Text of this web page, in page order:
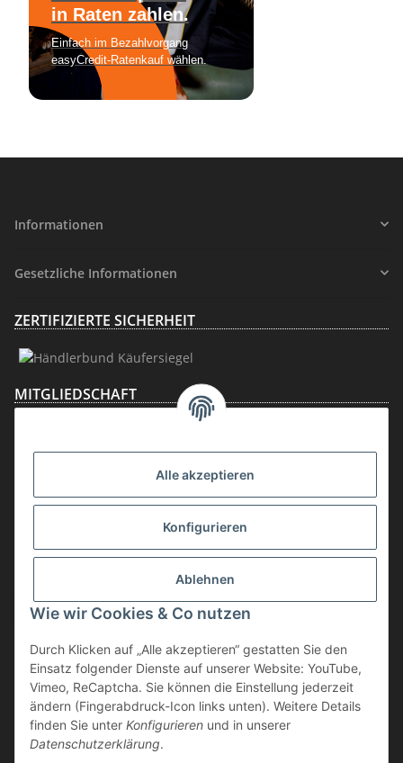
Alle akzeptieren
Konfigurieren
Ablehnen
Wie wir Cookies & Co nutzen
Durch Klicken auf „Alle akzeptieren“ gestatten Sie den
Einsatz folgender Dienste auf unserer Website: YouTube,
Vimeo, ReCaptcha. Sie können die Einstellung jederzeit
ändern (Fingerabdruck-Icon links unten). Weitere Details
finden Sie unter Konfigurieren und in unserer
Datenschutzerklärung.
Informationen
Gesetzliche Informationen
ZERTIFIZIERTE SICHERHEIT
MITGLIEDSCHAFT
Vertrag widerrufen
Die Ware unterliegt der Differenzbesteuerung. Daher wird die im
Kaufpreis enthaltene Umsatzsteuer in der Rechnung nicht gesondert
ausgewiesen.
** gilt für Lieferungen innerhalb Deutschlands, Lieferzeiten für andere
Länder entnehmen Sie bitte der Schaltfläche "Versand"